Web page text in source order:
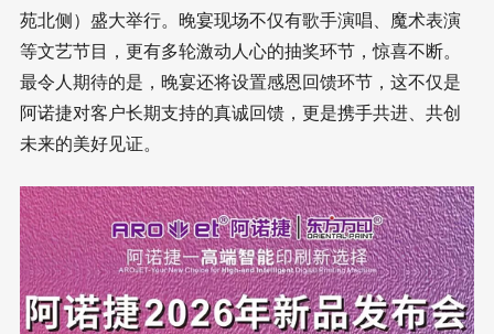
苑北侧）盛大举行。晚宴现场不仅有歌手演唱、魔术表演
等文艺节目，更有多轮激动人心的抽奖环节，惊喜不断。
最令人期待的是，晚宴还将设置感恩回馈环节，这不仅是
阿诺捷对客户长期支持的真诚回馈，更是携手共进、共创
未来的美好见证。